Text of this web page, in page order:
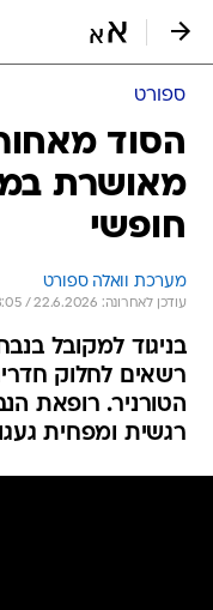
ספורט
הסוד
מאושרת
חופשי
מערכת וואלה ספורט
עודכן לאחרונה: 22.6.2026 / 13:05
בניגוד למקובל
רשאים לחלוק
הטורניר. רופאת
רגשית ומפחית